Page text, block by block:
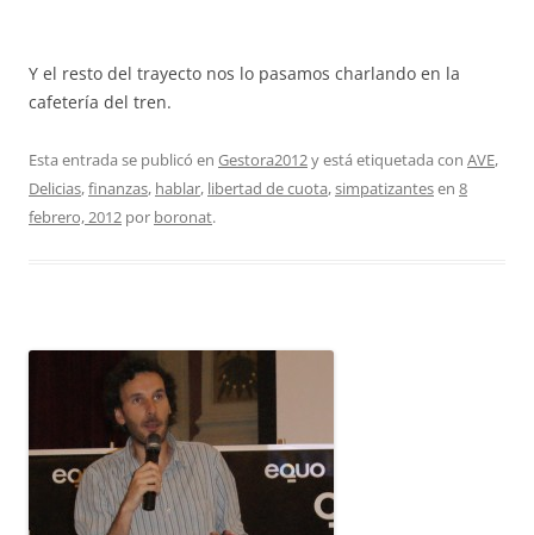
Y el resto del trayecto nos lo pasamos charlando en la
cafetería del tren.
Esta entrada se publicó en Gestora2012y está etiquetada con AVE,
Delicias,finanzas, hablar, libertad de cuota,simpatizantesen 8
febrero, 2012 por boronat.